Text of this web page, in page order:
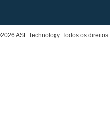
ASF Technology. Todos os